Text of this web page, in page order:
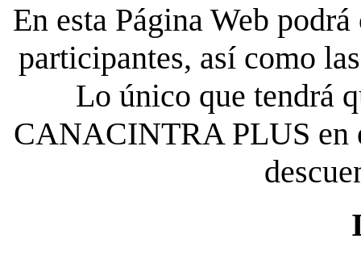
En esta Página Web
participantes, así como
Lo único que tendrá
CANACINTRA PLUS en